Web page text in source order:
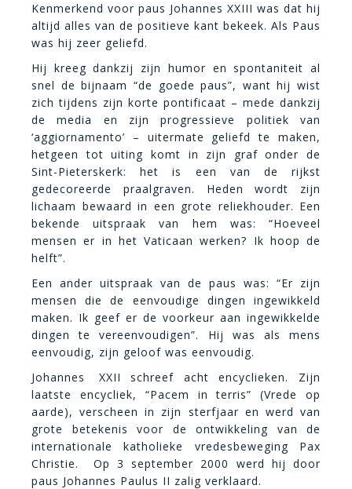
Kenmerkend voor paus Johannes XXIII was dat hij
altijd alles van de positieve kant bekeek. Als Paus
was hij zeer geliefd.
Hij kreeg dankzij zijn humor en spontaniteit al
snel de bijnaam “de goede paus”, want hij wist
zich tijdens zijn korte pontificaat – mede dankzij
de media en zijn progressieve politiek van
‘aggiornamento’ – uitermate geliefd te maken,
hetgeen tot uiting komt in zijn graf onder de
Sint-Pieterskerk: het is een van de rijkst
gedecoreerde praalgraven. Heden wordt zijn
lichaam bewaard in een grote reliekhouder. Een
bekende uitspraak van hem was: “Hoeveel
mensen er in het Vaticaan werken? Ik hoop de
helft”.
Een ander uitspraak van de paus was: “Er zijn
mensen die de eenvoudige dingen ingewikkeld
maken. Ik geef er de voorkeur aan ingewikkelde
dingen te vereenvoudigen”. Hij was als mens
eenvoudig, zijn geloof was eenvoudig.
Johannes
XXII schreef acht encyclieken. Zijn
laatste encycliek, “Pacem in terris” (Vrede op
aarde), verscheen in zijn sterfjaar en werd van
grote betekenis voor de ontwikkeling van de
internationale katholieke vredesbeweging Pax
Christie. Op 3 september 2000 werd hij door
paus Johannes Paulus II zalig verklaard.